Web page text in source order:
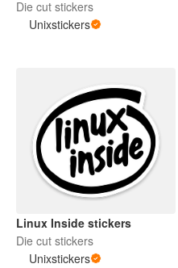
Die cut stickers
Unixstickers
Linux Inside stickers
Die cut stickers
Unixstickers